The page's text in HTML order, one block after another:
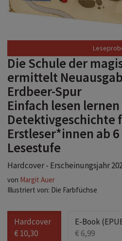
Die Schule der
ermittelt
Erdbeer-Spur
Einfach lesen lernen
Detektivgeschichte
Erstleser*innen ab 6
Lesestufe
Hardcover - Erscheinungsjahr
von Margit Auer
Illustriert von: Die Farbfüchse
Hardcover
€ 10,30
E-Book
€ 6,99